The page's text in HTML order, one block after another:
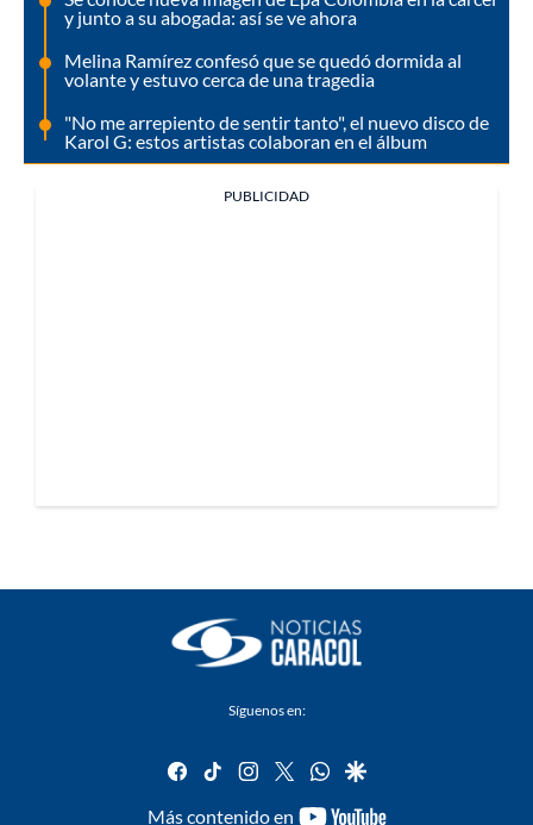
y junto a su abogada: así se ve ahora
Melina Ramírez confesó que se quedó dormida al
volante y estuvo cerca de una tragedia
"No me arrepiento de sentir tanto", el nuevo disco de
Karol G: estos artistas colaboran en el álbum
PUBLICIDAD
Síguenos en:
facebook
tiktok instagram
twitterwhatsapp
google
Más contenido en
youtube-